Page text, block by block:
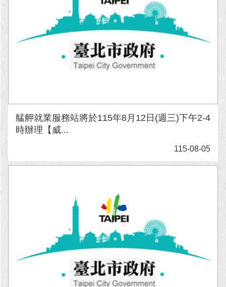
艋舺就業服務站將於115年8月12日(週三)下午2-4
時辦理【威...
115-08-05